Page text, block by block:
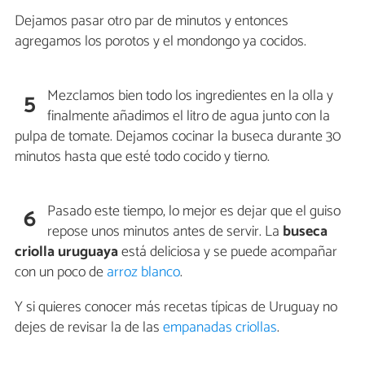
Dejamos pasar otro par de minutos y entonces
agregamos los porotos y el mondongo ya cocidos.
5 Mezclamos bien todo los ingredientes en la olla y
finalmente añadimos el litro de agua junto con la
pulpa de tomate. Dejamos cocinar la buseca durante 30
minutos hasta que esté todo cocido y tierno.
6 Pasado este tiempo, lo mejor es dejar que el guiso
repose unos minutos antes de servir. La buseca
criolla uruguayaestá deliciosa y se puede acompañar
con un poco dearroz blanco.
Y si quieres conocer más recetas típicas de Uruguay no
dejes de revisar la de lasempanadas criollas.